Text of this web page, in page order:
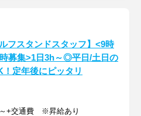
ルフスタンドスタッフ】<9時
時募集>1日3h～◎平日/土日の
！定年後にピッタリ
+交通費 ※昇給あり